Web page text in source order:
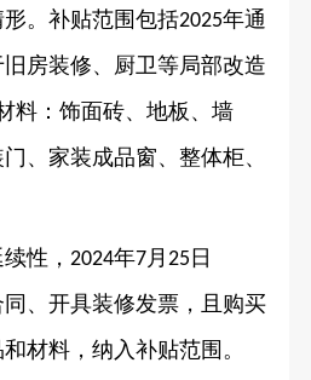
。补贴范围包括2025年通
房装修、厨卫等局部改造
料：饰面砖、地板、墙
、家装成品窗、整体柜、
性， 2024年7月 25 日
同、开具装修发票，且购买
材料，纳入补贴范围。